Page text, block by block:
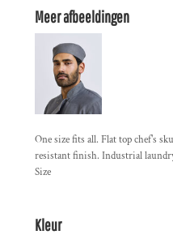
Meer afbeeldingen
One size fits all. Flat top chef's
resistant finish. Industrial laundry
Size
Kleur